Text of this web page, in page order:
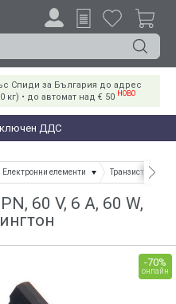
Спиди за България до адрес
• до автомат над € 50 НОВО
ДДС
Електронни елементи Транзистори
60 V, 6 A, 60 W,
-70%
онлайн